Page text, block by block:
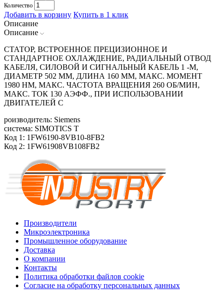
Количество
Добавить в корзину Купить в 1 клик
Описание
Описание
СТАТОР, ВСТРОЕННОЕ ПРЕЦИЗИОННОЕ И
СТАНДАРТНОЕ ОХЛАЖДЕНИЕ, РАДИАЛЬНЫЙ ОТВОД
КАБЕЛЯ, СИЛОВОЙ И СИГНАЛЬНЫЙ КАБЕЛЬ 1 -М,
ДИАМЕТР 502 ММ, ДЛИНА 160 ММ, МАКС. МОМЕНТ
1980 HM, МАКС. ЧАСТОТА ВРАЩЕНИЯ 260 ОБ/МИН,
МАКС. ТОК 130 АЭФФ., ПРИ ИСПОЛЬЗОВАНИИ
ДВИГАТЕЛЕЙ С
роизводитель: Siemens
система: SIMOTICS T
Код 1: 1FW6190-8VB10-8FB2
Код 2: 1FW61908VB108FB2
Производители
Микроэлектроника
Промышленное оборудование
Доставка
О компании
Контакты
Политика обработки файлов cookie
Согласие на обработку персональных данных